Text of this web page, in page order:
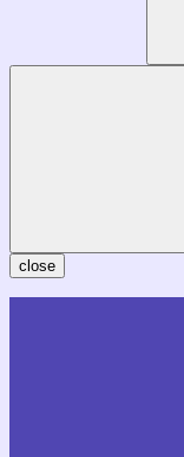
close